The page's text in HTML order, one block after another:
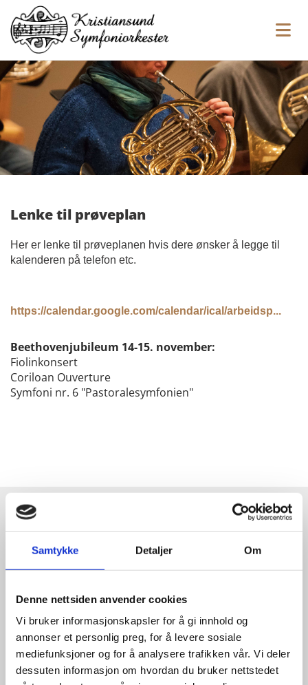
Samtykke Detaljer Om
Denne nettsiden anvender cookies
Vi bruker informasjonskapsler for å gi innhold og
annonser et personlig preg, for å levere sosiale
mediefunksjoner og for å analysere trafikken vår. Vi deler
dessuten informasjon om hvordan du bruker nettstedet
Lenke til prøveplan
Her er lenke til prøveplanen hvis dere ønsker å legge til
kalenderen på telefon etc.
https://calendar.google.com/calendar/ical/arbeidsp...
Beethovenjubileum 14-15. november:
Fiolinkonsert
Coriloan Ouverture
Symfoni nr. 6 "Pastoralesymfonien"
Kontakt oss
+47 95 94 69 05
 leder@symfonien.org